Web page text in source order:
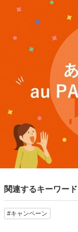
関連するキーワード
#キャンペーン